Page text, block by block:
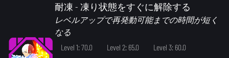
耐凍 - 凍り状態をすぐに解除する
レベルアップで再発動可能までの時間が短く
なる
Level 1: 70.0
Level 2: 65.0
Level 3: 60.0